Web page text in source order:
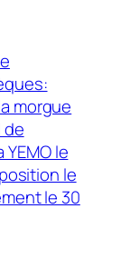
morgue
de
le
le
le 30